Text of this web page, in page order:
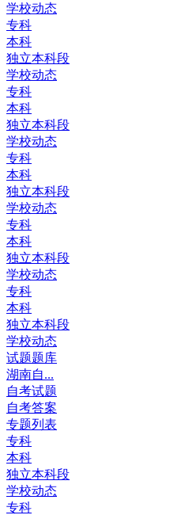
学校动态
专科
本科
独立本科段
学校动态
专科
本科
独立本科段
学校动态
专科
本科
独立本科段
学校动态
专科
本科
独立本科段
学校动态
专科
本科
独立本科段
学校动态
试题题库
湖南自...
自考试题
自考答案
专题列表
专科
本科
独立本科段
学校动态
专科